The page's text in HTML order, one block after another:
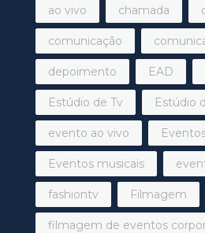
ao vivo chamada
comunicação
depoimento EAD
Estúdio de Tv Estúdio
evento ao vivo
Eventos musicais
fashiontv Filmagem
filmagem de eventos